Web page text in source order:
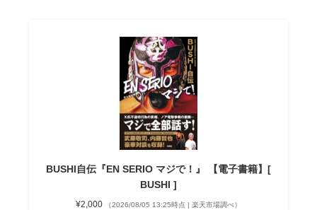
BUSHI自伝『EN SERIO マジで！』 【電子書籍】[
BUSHI ]
¥2,000 （2026/08/05 13:25時点 | 楽天市場調べ）